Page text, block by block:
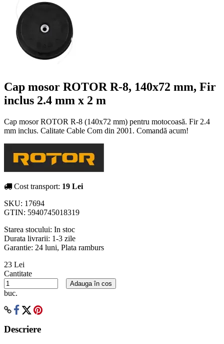
Cap mosor ROTOR R-8, 140x72 mm, Fir
inclus 2.4 mm x 2 m
Cap mosor ROTOR R-8 (140x72 mm) pentru motocoasă. Fir 2.4
mm inclus. Calitate Cable Com din 2001. Comandă acum!
Cost transport: 19 Lei
SKU: 17694
GTIN: 5940745018319
Starea stocului: In stoc
Durata livrarii: 1-3 zile
Garantie: 24 luni, Plata ramburs
23 Lei
Cantitate
buc.
Adauga în cos
Descriere